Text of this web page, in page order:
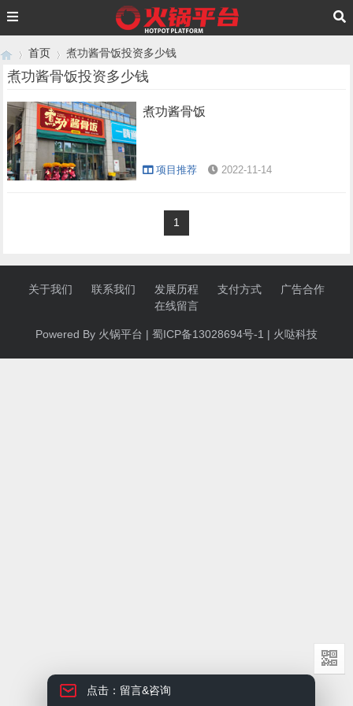
›
首页
›
煮功酱骨饭投资多少钱
煮功酱骨饭投资多少钱
煮功酱骨饭
项目推荐 2022-11-14
1
关于我们 联系我们 发展历程 支付方式
广告合作
在线留言
Powered By 火锅平台 | 蜀ICP备13028694号-1 | 火哒科技
点击：留言&咨询